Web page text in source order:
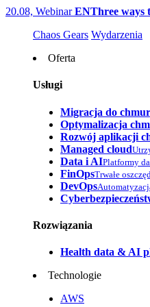
20.08, WebinarENThree ways
Chaos Gears Wydarzenia
Oferta
Usługi
Migracja do
Optymalizacja
Rozwój aplikacji
Managed cloud
Data i AIPlatformy
FinOpsTrwałe
DevOps
Rozwiązania
Health data & AI
Technologie
AWS